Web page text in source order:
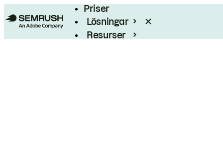
Priser
Lösningar
Resurser